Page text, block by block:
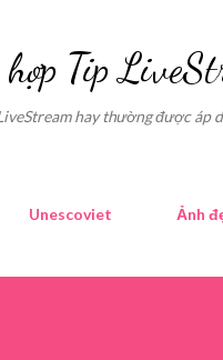
Tip
hay thường được áp
Unescoviet Ảnh